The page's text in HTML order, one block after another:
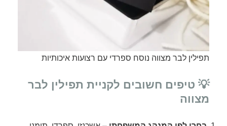
תפילין לבר מצווה נוסח ספרדי עם רצועות איכותיות
💡 טיפים חשובים לקניית תפילין לבר
מצווה